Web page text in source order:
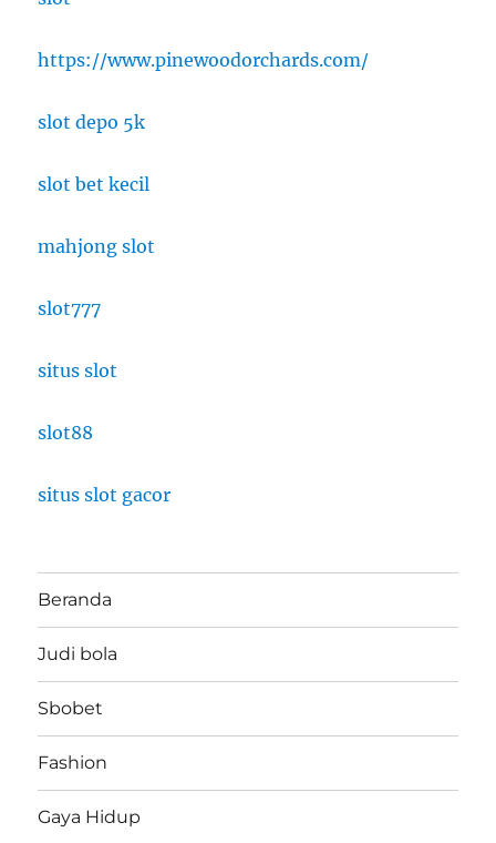
https://www.pinewoodorchards.com/
slot depo 5k
slot bet kecil
mahjong slot
slot777
situs slot
slot88
situs slot gacor
Beranda
Judi bola
Sbobet
Fashion
Gaya Hidup